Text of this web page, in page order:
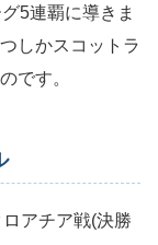
5連覇に導きま
しかスコットラ
です。
アチア戦(決勝